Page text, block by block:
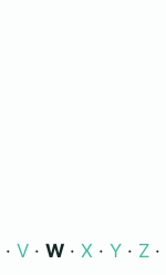
· V · W · X · Y · Z ·